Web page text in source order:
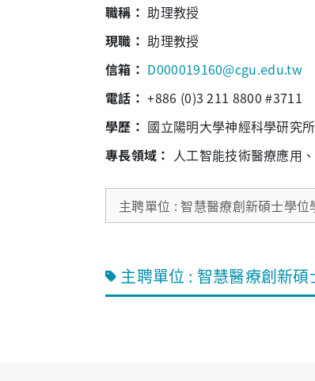
職稱： 助理教授
現職： 助理教授
信箱： D000019160@cgu.edu.tw
電話： +886 (0)3 211 8800 #3711
學歷： 國立陽明大學神經科學研究
專長領域： 人工智能技術醫療應用
主聘單位 : 智慧醫療創新碩士學位
主聘單位 : 智慧醫療創新碩